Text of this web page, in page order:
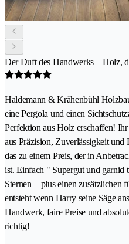
Der Duft des Handwerks – Holz,
Haldemann & Krähenbühl
eine Pergola und einen
Perfektion aus Holz erschaffen!
aus Präzision, Zuverlässigkeit
das zu einem Preis, der in
ist. Einfach " Supergut und
Sternen + plus einen zusätzlichen
entsteht wenn Harry seine Säge
Handwerk, faire Preise und
richtig!